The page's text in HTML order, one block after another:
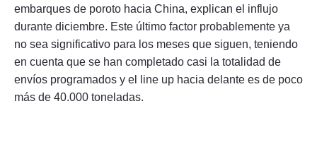
embarques de poroto hacia China, explican el influjo
durante diciembre. Este último factor probablemente ya
no sea significativo para los meses que siguen, teniendo
en cuenta que se han completado casi la totalidad de
envíos programados y el line up hacia delante es de poco
más de 40.000 toneladas.